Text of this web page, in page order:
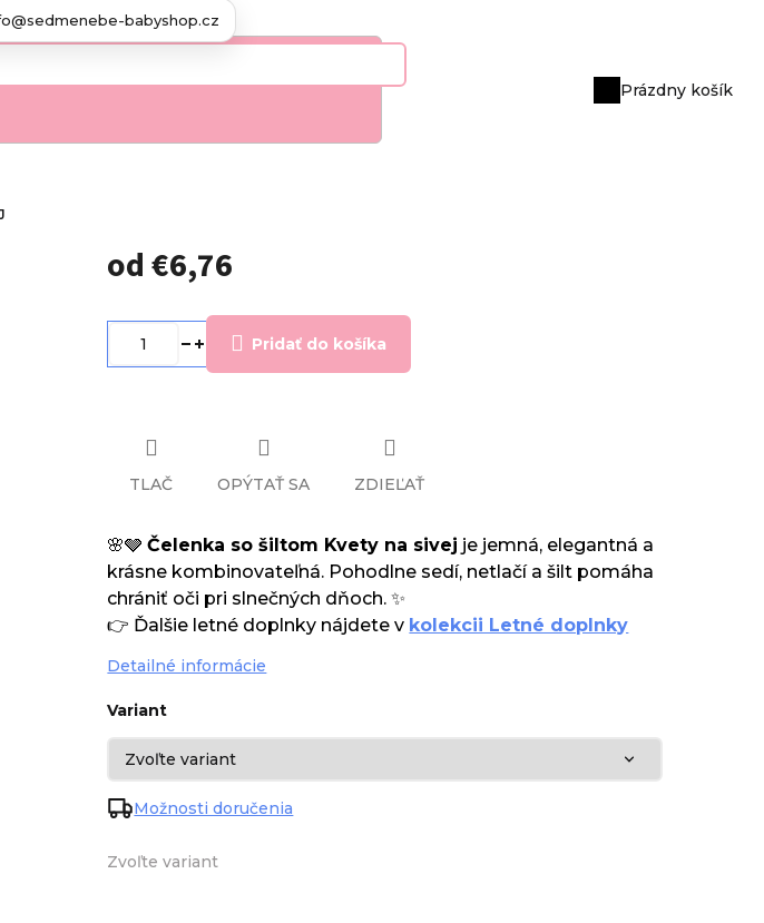
Nákupný
Prázdny košík
od€6,76
cena:
Zvoľte variant
Variant
Možnosti doručenia
Pridať do košíka
🌸🩶Čelenka so šiltom Kvety na sivej je jemná, elegantná a
krásne kombinovateľná. Pohodlne sedí, netlačí a šilt pomáha
chrániť oči pri slnečných dňoch. ✨
👉 Ďalšie letné doplnky nájdete v kolekcii Letné doplnky
Detailné informácie
TLAČ OPÝTAŤ SA ZDIEĽAŤ
babyshop.cz